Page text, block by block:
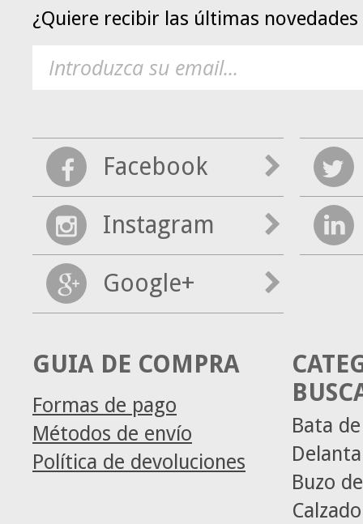
¿Quiere recibir las últimas
Facebook
Instagram
Google+
GUIA DE COMPRA
Formas de pago
Métodos de envío
Política de devoluciones
Bata
Buzo